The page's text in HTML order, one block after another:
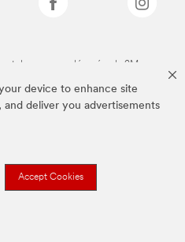
device to enhance site
and deliver you advertisements
Accept Cookies
des marques déposées de 3M.